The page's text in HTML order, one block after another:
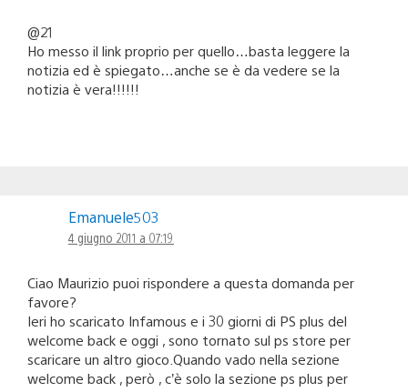
@21
Ho messo il link proprio per quello…basta leggere la
notizia ed è spiegato…anche se è da vedere se la
notizia è vera!!!!!!
Emanuele503
4 giugno 2011 a 07:19
Ciao Maurizio puoi rispondere a questa domanda per
favore?
Ieri ho scaricato Infamous e i 30 giorni di PS plus del
welcome back e oggi , sono tornato sul ps store per
scaricare un altro gioco.Quando vado nella sezione
welcome back , però , c’è solo la sezione ps plus per